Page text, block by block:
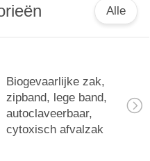
FILM,
8
Alle
Biogevaarlijke zak,
zipband, lege band,
autoclaveerbaar,
cytoxisch afvalzak